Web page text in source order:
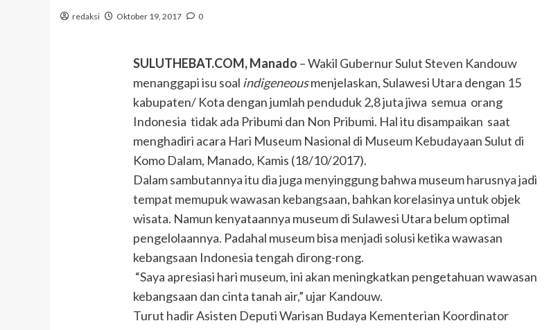
redaksi Oktober 19, 2017 0
SULUTHEBAT.COM, Manado – Wakil Gubernur Sulut Steven Kandouw
menanggapi isu soal indigeneousmenjelaskan, Sulawesi Utara dengan 15
kabupaten/ Kota dengan jumlah penduduk 2,8 juta jiwa semua orang
Indonesia tidak ada Pribumi dan Non Pribumi. Hal itu disampaikan saat
menghadiri acara Hari Museum Nasional di Museum Kebudayaan Sulut di
Komo Dalam, Manado, Kamis (18/10/2017).
Dalam sambutannya itu dia juga menyinggung bahwa museum harusnya jadi
tempat memupuk wawasan kebangsaan, bahkan korelasinya untuk objek
wisata. Namun kenyataannya museum di Sulawesi Utara belum optimal
pengelolaannya. Padahal museum bisa menjadi solusi ketika wawasan
kebangsaan Indonesia tengah dirong-rong.
“Saya apresiasi hari museum, ini akan meningkatkan pengetahuan wawasan
kebangsaan dan cinta tanah air,” ujar Kandouw.
Turut hadir Asisten Deputi Warisan Budaya Kementerian Koordinator